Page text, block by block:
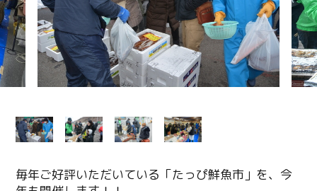
毎年ご好評いただいている「たっぴ鮮魚市」を、今